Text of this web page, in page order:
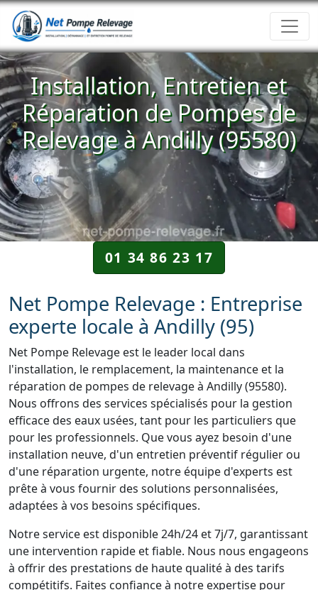
Installation, Entretien et
Réparation de Pompes de
Relevage à Andilly (95580)
01 34 86 23 17
Net Pompe Relevage : Entreprise
experte locale à Andilly (95)
Net Pompe Relevage est le leader local dans
l'installation, le remplacement, la maintenance et la
réparation de pompes de relevage à Andilly (95580).
Nous offrons des services spécialisés pour la gestion
efficace des eaux usées, tant pour les particuliers que
pour les professionnels. Que vous ayez besoin d'une
installation neuve, d'un entretien préventif régulier ou
d'une réparation urgente, notre équipe d'experts est
prête à vous fournir des solutions personnalisées,
adaptées à vos besoins spécifiques.
Notre service est disponible 24h/24 et 7j/7, garantissant
une intervention rapide et fiable. Nous nous engageons
à offrir des prestations de haute qualité à des tarifs
compétitifs. Faites confiance à notre expertise pour